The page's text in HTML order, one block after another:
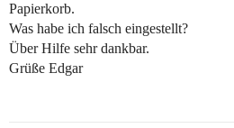
Papierkorb.
Was habe ich falsch eingestellt?
Über Hilfe sehr dankbar.
Grüße Edgar